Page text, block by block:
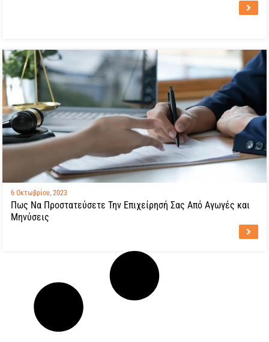
6 Οκτωβρίου, 2023
Πως Να Προστατεύσετε Την Επιχείρησή Σας Από Αγωγές και
Μηνύσεις